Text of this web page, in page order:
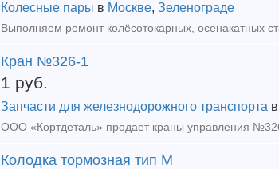
Колесные пары в Москве, Зеленограде
Кран №326-1
1 руб.
Запчасти для железнодорожного транспорта в
ООО «Кортдеталь» продает краны управления
Колодка тормозная тип М